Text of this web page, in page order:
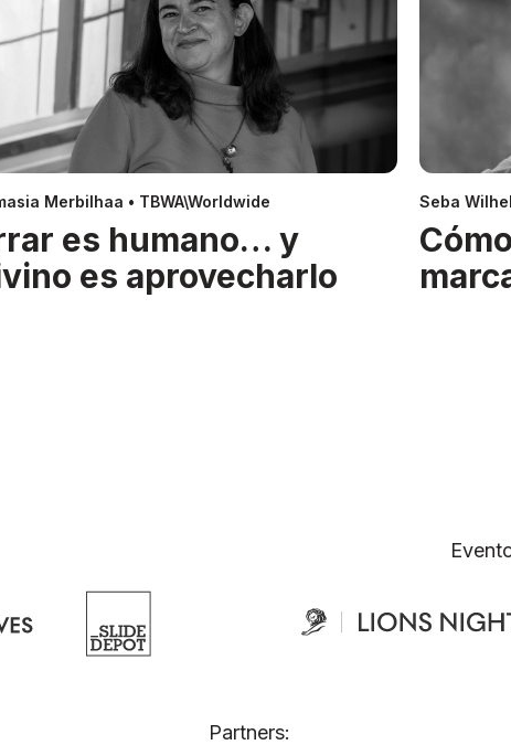
Merbilhaa • TBWA\Worldwide
es humano… y
es aprovecharlo
Seba
Partners: